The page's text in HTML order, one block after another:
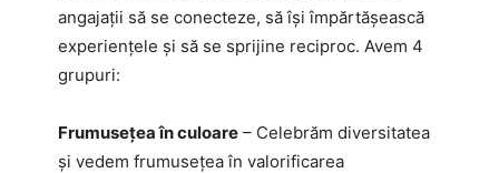
angajații să se conecteze, să își împărtășească
experiențele și să se sprijine reciproc. Avem 4
grupuri:
Frumusețea în culoare – Celebrăm diversitatea
și vedem frumusețea în valorificarea